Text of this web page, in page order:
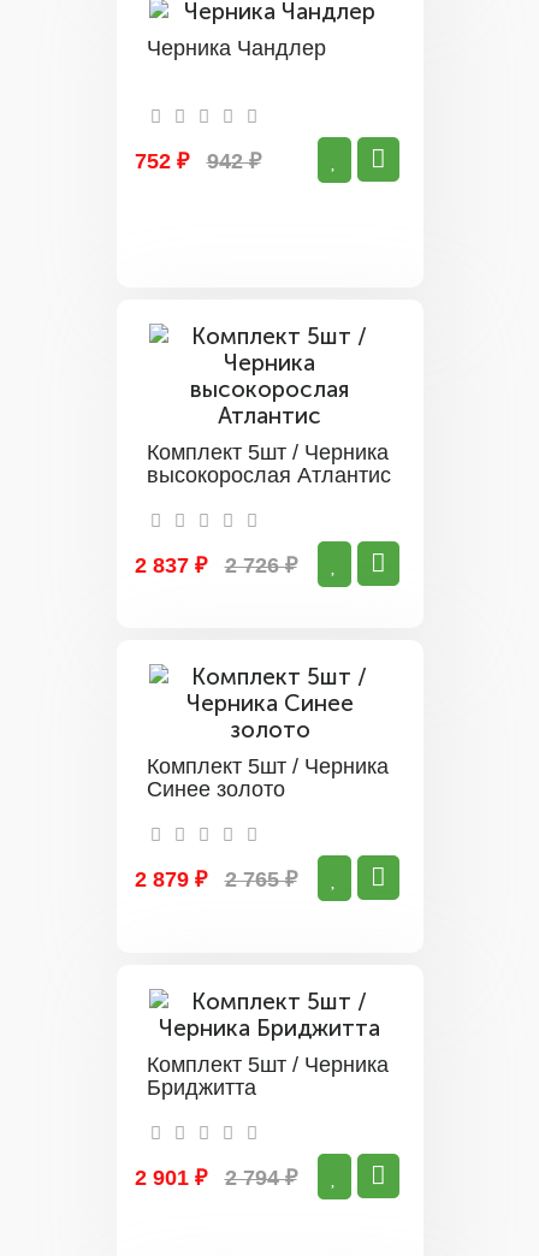
Черника Чандлер
752 ₽ 942 ₽
Комплект 5шт / Черника
высокорослая Атлантис
2 837 ₽ 2 726 ₽
Комплект 5шт / Черника
Синее золото
2 879 ₽ 2 765 ₽
Комплект 5шт / Черника
Бриджитта
2 901 ₽ 2 794 ₽